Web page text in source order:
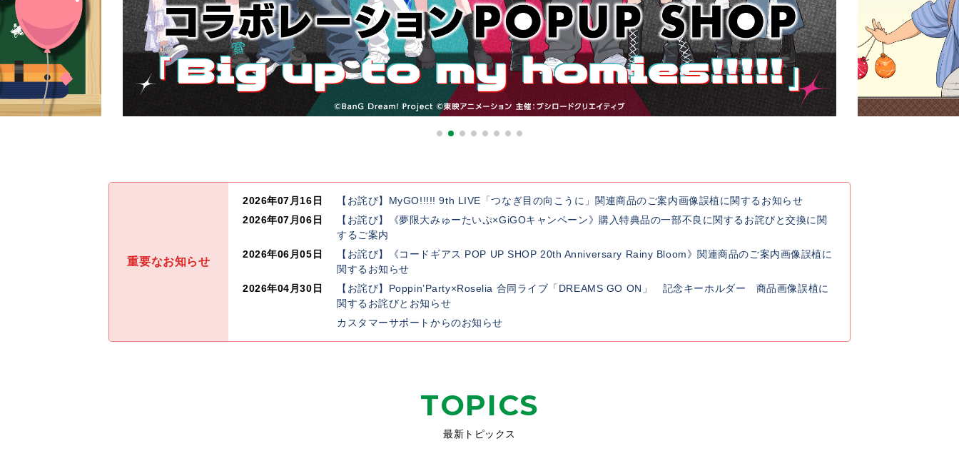
重要なお知らせ
2026年07月16日
【お詫び】MyGO!!!!! 9th LIVE「つなぎ目の向こうに」関連商品のご案内画像誤植に関するお知らせ
2026年07月06日
【お詫び】《夢限大みゅーたいぷ×GiGOキャンペーン》購入特典品の一部不良に関するお詫びと交換に関
するご案内
2026年06月05日
【お詫び】《コードギアス POP UP SHOP 20th Anniversary Rainy Bloom》関連商品のご案内画像誤植に
関するお知らせ
2026年04月30日
【お詫び】Poppin’Party×Roselia 合同ライブ「DREAMS GO ON」 記念キーホルダー 商品画像誤植に
関するお詫びとお知らせ
カスタマーサポートからのお知らせ
TOPICS
最新トピックス